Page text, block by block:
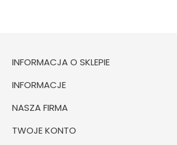
INFORMACJA O SKLEPIE
INFORMACJE
NASZA FIRMA
TWOJE KONTO